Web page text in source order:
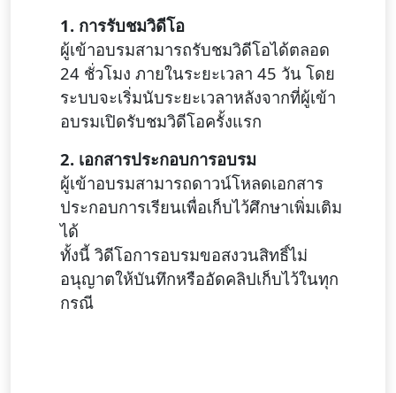
1. การรับชมวิดีโอ
ผู้เข้าอบรมสามารถรับชมวิดีโอได้ตลอด
24 ชั่วโมง ภายในระยะเวลา 45 วัน โดย
ระบบจะเริ่มนับระยะเวลาหลังจากที่ผู้เข้า
อบรมเปิดรับชมวิดีโอครั้งแรก
2. เอกสารประกอบการอบรม
ผู้เข้าอบรมสามารถดาวน์โหลดเอกสาร
ประกอบการเรียนเพื่อเก็บไว้ศึกษาเพิ่มเติม
ได้
ทั้งนี้ วิดีโอการอบรมขอสงวนสิทธิ์ไม่
อนุญาตให้บันทึกหรืออัดคลิปเก็บไว้ในทุก
กรณี